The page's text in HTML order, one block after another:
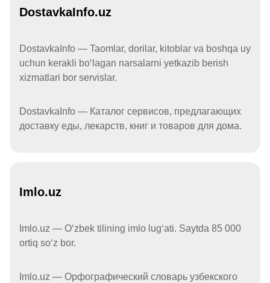
DostavkaInfo.uz
DostavkaInfo — Taomlar, dorilar, kitoblar va boshqa uy
uchun kerakli boʻlagan narsalarni yetkazib berish
xizmatlari bor servislar.
DostavkaInfo — Каталог сервисов, предлагающих
доставку еды, лекарств, книг и товаров для дома.
Imlo.uz
Imlo.uz — Oʻzbek tilining imlo lugʻati. Saytda 85 000
ortiq soʻz bor.
Imlo.uz — Орфографический словарь узбекского